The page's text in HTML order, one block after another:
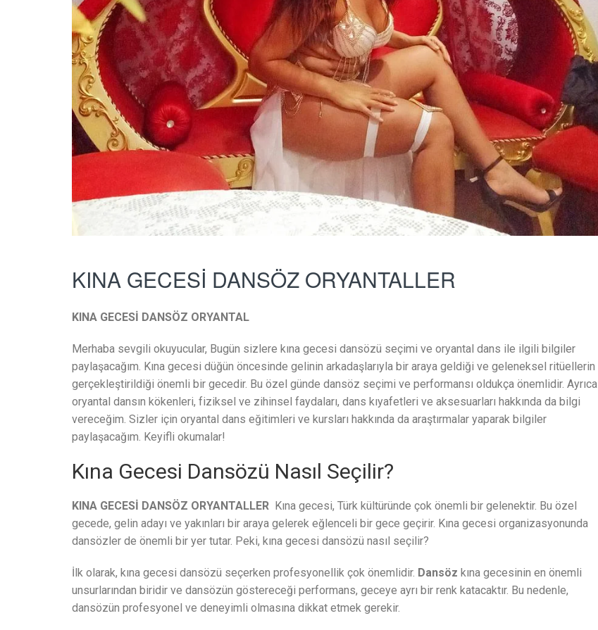
KINA GECESİ DANSÖZ ORYANTALLER
KINA GECESİ DANSÖZ ORYANTAL
Merhaba sevgili okuyucular, Bugün sizlere kına gecesi dansözü seçimi ve oryantal dans ile ilgili bilgiler
paylaşacağım. Kına gecesi düğün öncesinde gelinin arkadaşlarıyla bir araya geldiği ve geleneksel ritüellerin
gerçekleştirildiği önemli bir gecedir. Bu özel günde dansöz seçimi ve performansı oldukça önemlidir. Ayrıca
oryantal dansın kökenleri, fiziksel ve zihinsel faydaları, dans kıyafetleri ve aksesuarları hakkında da bilgi
vereceğim. Sizler için oryantal dans eğitimleri ve kursları hakkında da araştırmalar yaparak bilgiler
paylaşacağım. Keyifli okumalar!
Kına Gecesi Dansözü Nasıl Seçilir?
KINA GECESİ DANSÖZ ORYANTALLER Kına gecesi, Türk kültüründe çok önemli bir gelenektir. Bu özel
gecede, gelin adayı ve yakınları bir araya gelerek eğlenceli bir gece geçirir. Kına gecesi organizasyonunda
dansözler de önemli bir yer tutar. Peki, kına gecesi dansözü nasıl seçilir?
İlk olarak, kına gecesi dansözü seçerken profesyonellik çok önemlidir. Dansöz kına gecesinin en önemli
unsurlarından biridir ve dansözün göstereceği performans, geceye ayrı bir renk katacaktır. Bu nedenle,
dansözün profesyonel ve deneyimli olmasına dikkat etmek gerekir.